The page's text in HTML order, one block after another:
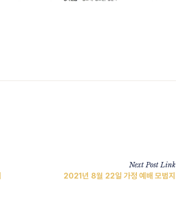
NextPostLink
2021년 8월 22일 가정 예배 모범지